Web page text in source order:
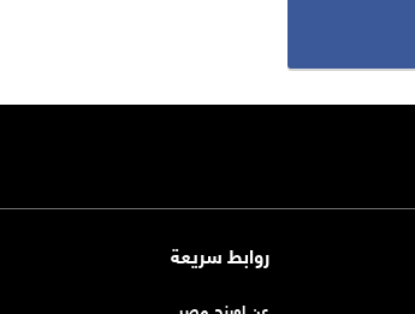
روابط سريعة